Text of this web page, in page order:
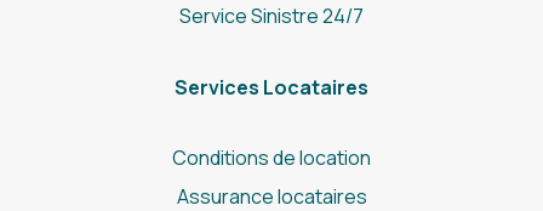
Service Sinistre 24/7
Services Locataires
Conditions de location
Assurance locataires